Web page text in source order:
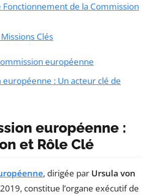
de la Commission
Clés
européenne
européenne : Un acteur clé de
européenne :
et Rôle Clé
, dirigée par Ursula von
constitue l’organe exécutif de